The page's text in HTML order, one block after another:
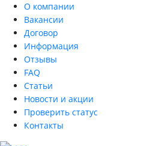
О компании
Вакансии
Договор
Информация
Отзывы
FAQ
Статьи
Новости и акции
Проверить статус
Контакты